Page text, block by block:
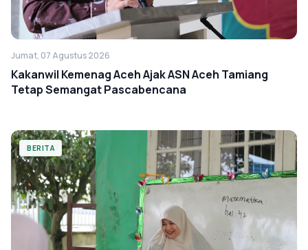
Jumat, 07 Agustus 2026
Kakanwil Kemenag Aceh Ajak ASN Aceh Tamiang
Tetap Semangat Pascabencana
BERITA